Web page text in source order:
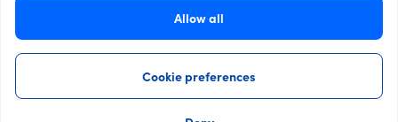
Allow all
Cookie preferences